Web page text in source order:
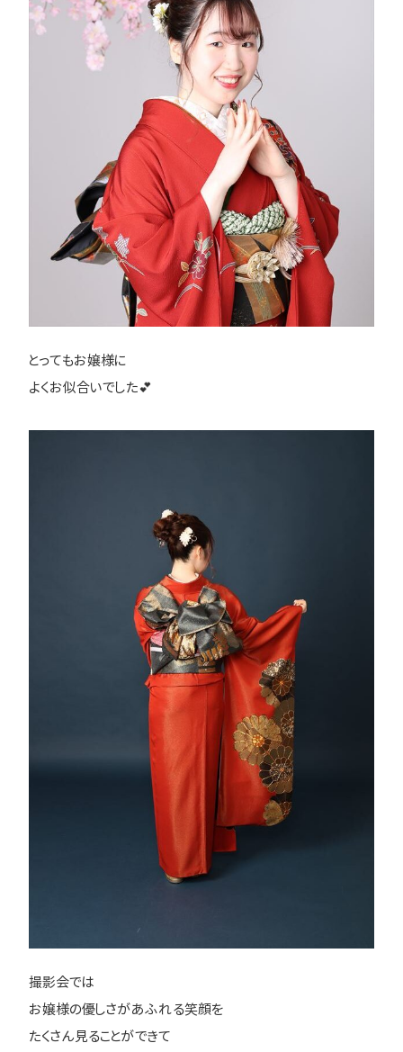
とってもお嬢様に
よくお似合いでした💕
撮影会では
お嬢様の優しさがあふれる笑顔を
たくさん見ることができて